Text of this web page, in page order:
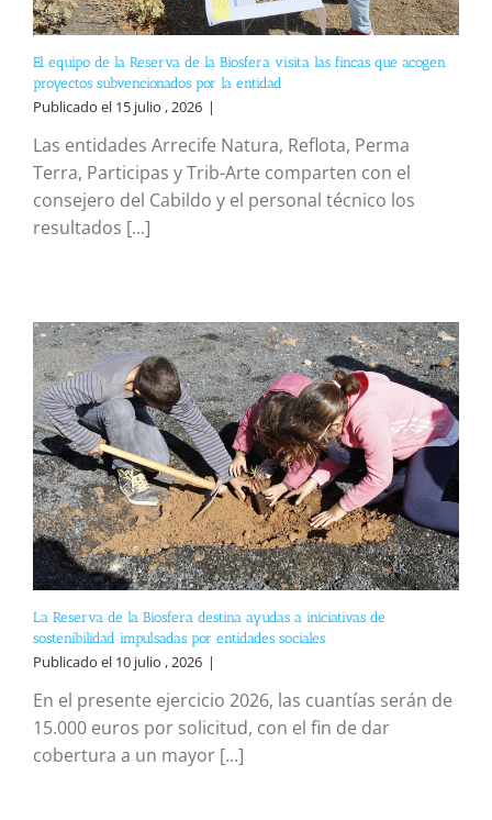
El equipo de la Reserva de la Biosfera visita las fincas que acogen
proyectos subvencionados por la entidad
Publicado el 15 julio , 2026 |
Las entidades Arrecife Natura, Reflota, Perma
Terra, Participas y Trib-Arte comparten con el
consejero del Cabildo y el personal técnico los
resultados [...]
La Reserva de la Biosfera destina ayudas a iniciativas de
sostenibilidad impulsadas por entidades sociales
Publicado el 10 julio , 2026 |
En el presente ejercicio 2026, las cuantías serán de
15.000 euros por solicitud, con el fin de dar
cobertura a un mayor [...]